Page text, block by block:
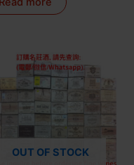
OUT OF STOCK